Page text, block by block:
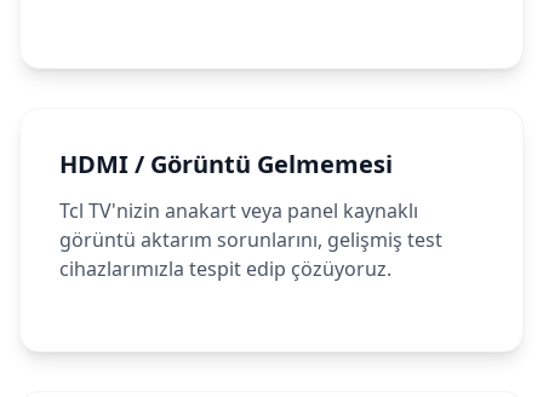
HDMI / Görüntü Gelmemesi
Tcl TV'nizin anakart veya panel kaynaklı
görüntü aktarım sorunlarını, gelişmiş test
cihazlarımızla tespit edip çözüyoruz.